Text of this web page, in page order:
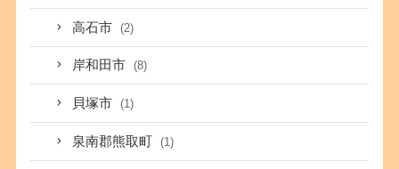
高石市 (2)
岸和田市 (8)
貝塚市 (1)
泉南郡熊取町 (1)